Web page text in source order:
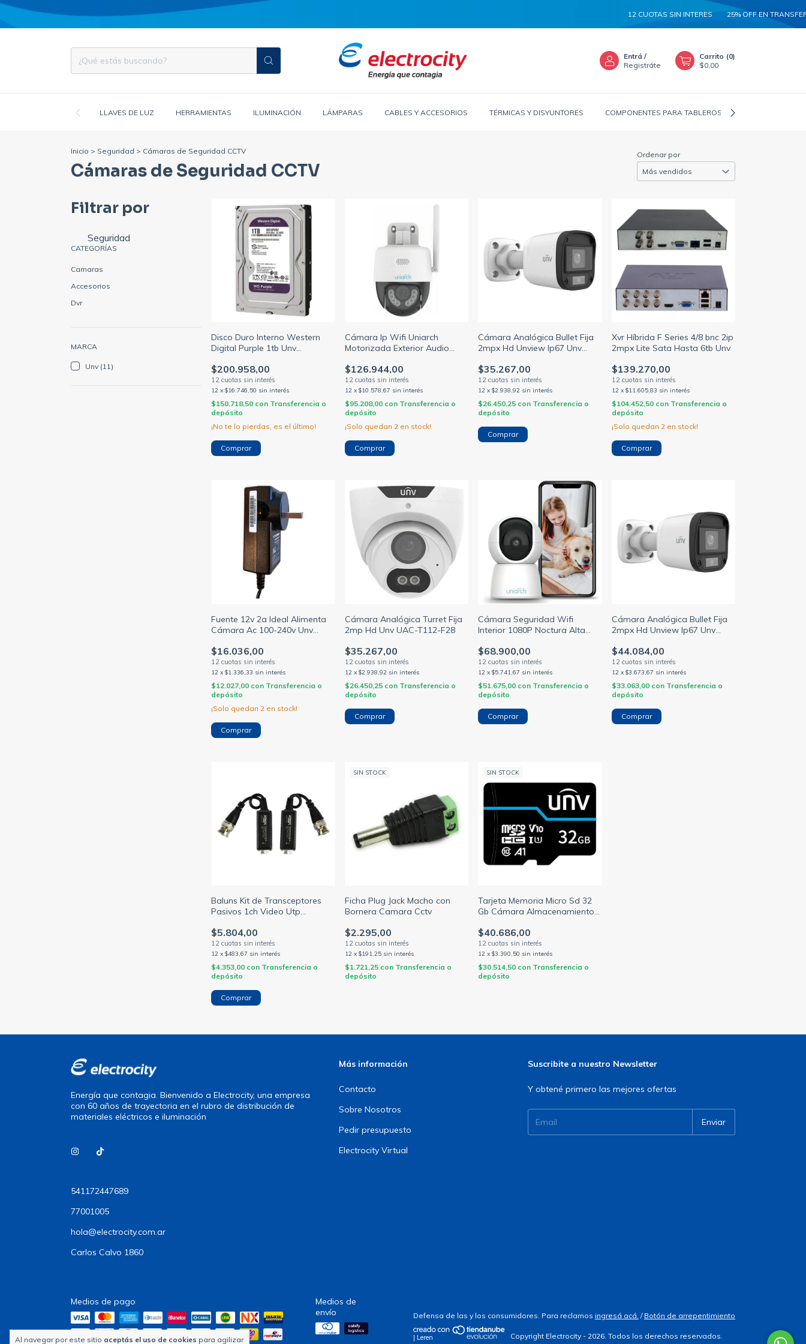
12 CUOTAS SIN INTERES 25% OFF EN TRANSFERENCIA
Entrá /
Registráte
Carrito (0)
$0,00
LLAVES DE LUZ HERRAMIENTAS ILUMINACIÓN LÁMPARAS CABLES Y ACCESORIOS TÉRMICAS Y DISYUNTORES COMPONENTES PARA TABLEROS
Al navegar por este sitio aceptás el uso de cookies para agilizar
Inicio > Seguridad > Cámaras de Seguridad CCTV
Cámaras de Seguridad CCTV
Ordenar por
Filtrar por
Seguridad
CATEGORÍAS
Camaras
Accesorios
Dvr
MARCA
Unv (11)
Disco Duro Interno Western
Digital Purple 1tb Unv
$200.958,00
12 x$16.746,50 sin interés
$150.718,50 con Transferencia o
depósito
¡No te lo pierdas, es el último!
Cámara Ip Wifi Uniarch
Motorizada Exterior Audio
$126.944,00
12 x $10.578,67 sin interés
$95.208,00 con Transferencia o
depósito
¡Solo quedan 2en stock!
Cámara Analógica Bullet Fija
2mpx Hd Unview Ip67 Unv
$35.267,00
12 x$2.938,92 sin interés
$26.450,25 con Transferencia o
depósito
Xvr Híbrida F Series 4/8 bnc 2ip
2mpx Lite Sata Hasta 6tb Unv
$139.270,00
12 x $11.605,83 sin interés
$104.452,50 con Transferencia o
depósito
¡Solo quedan 2en stock!
Comprar
Fuente 12v 2a Ideal Alimenta
Cámara Ac 100-240v Unv
$16.036,00
12 x$1.336,33 sin interés
$12.027,00 con Transferencia o
depósito
¡Solo quedan 2 en stock!
Cámara Analógica Turret Fija
2mp Hd Unv UAC-T112-F28
$35.267,00
12 x $2.938,92 sin interés
$26.450,25 con Transferencia o
depósito
Cámara Seguridad Wifi
Interior 1080P Noctura Alta
$68.900,00
12 x$5.741,67 sin interés
$51.675,00 con Transferencia o
depósito
Cámara Analógica Bullet Fija
2mpx Hd Unview Ip67 Unv
$44.084,00
12 x $3.673,67 sin interés
$33.063,00 con Transferencia o
depósito
Baluns Kit de Transceptores
Pasivos 1ch Video Utp
$5.804,00
12 x$483,67 sin interés
$4.353,00 con Transferencia o
depósito
SIN STOCK
Ficha Plug Jack Macho con
Bornera Camara Cctv
$2.295,00
12 x $191,25 sin interés
$1.721,25 con Transferencia o
depósito
SIN STOCK
Tarjeta Memoria Micro Sd 32
Gb Cámara Almacenamiento
$40.686,00
12 x$3.390,50 sin interés
$30.514,50 con Transferencia o
depósito
Energía que contagia. Bienvenido a Electrocity, una empresa
con 60 años de trayectoria en el rubro de distribución de
materiales eléctricos e iluminación
541172447689
77001005
hola@electrocity.com.ar
Carlos Calvo 1860
Más información
Contacto
Sobre Nosotros
Pedir presupuesto
Electrocity Virtual
Suscribite a nuestro Newsletter
Y obtené primero las mejores ofertas
Medios de pago
Medios de
envío
Defensa de las y los consumidores. Para reclamos ingresá acá. / Botón de arrepentimiento
| Leren Copyright Electrocity - 2026. Todos los derechos reservados.